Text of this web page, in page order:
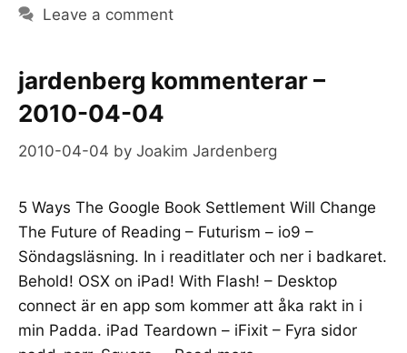
Leave a comment
jardenberg kommenterar –
2010-04-04
2010-04-04 by Joakim Jardenberg
5 Ways The Google Book Settlement Will Change
The Future of Reading – Futurism – io9 –
Söndagsläsning. In i readitlater och ner i badkaret.
Behold! OSX on iPad! With Flash! – Desktop
connect är en app som kommer att åka rakt in i
min Padda. iPad Teardown – iFixit – Fyra sidor